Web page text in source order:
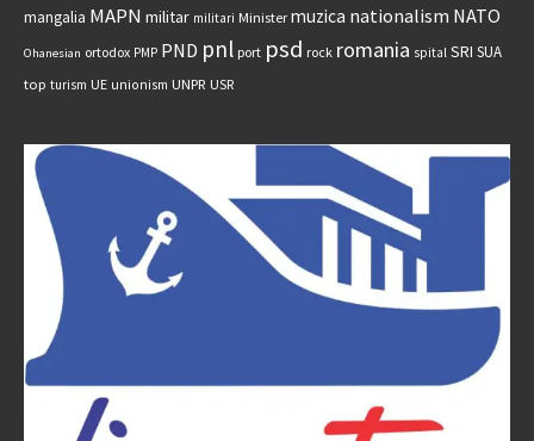
mangalia MAPN militar militari Minister muzica nationalism NATO
Ohanesian ortodox PMP PND pnl port psd rock romania spital SRI SUA
top turism UE unionism UNPR USR